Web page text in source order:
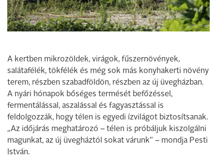
A kertben mikrozöldek, virágok, fűszernövények,
salátafélék, tökfélék és még sok más konyhakerti növény
terem, részben szabadföldön, részben az új üvegházban.
A nyári hónapok bőséges termését befőzéssel,
fermentálással, aszalással és fagyasztással is
feldolgozzák, hogy télen is egyedi ízvilágot biztosítsanak.
„Az időjárás meghatározó – télen is próbáljuk kiszolgálni
magunkat, az új üvegháztól sokat várunk” – mondja Pesti
István.